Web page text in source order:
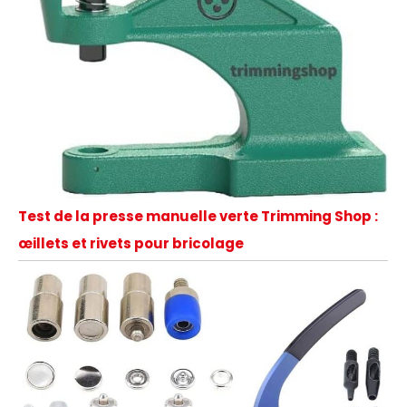
Test de la presse manuelle verte Trimming Shop :
œillets et rivets pour bricolage